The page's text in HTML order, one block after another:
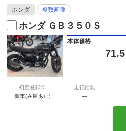
ホンダ 複数画像
ホンダ ＧＢ３５０Ｓ
本体価格
71.5
初度登録年
新車(在庫あり)
走行距離
―